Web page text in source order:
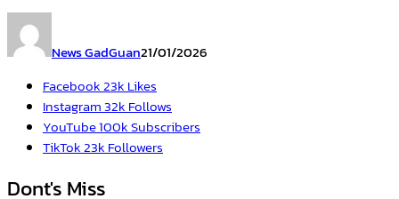
News GadGuan21/01/2026
Facebook23k Likes
Instagram32k Follows
YouTube100kSubscribers
TikTok23k Followers
Dont's Miss